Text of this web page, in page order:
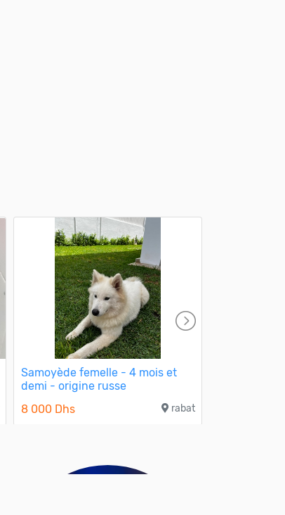
Samoyède femelle - 4 mois et
demi - origine russe
8 000 Dhs
rabat